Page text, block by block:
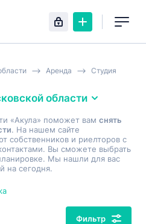
Аренда Студия
области
«Акула» поможет вам снять
. На нашем сайте
собственников и риелторов с
Вы сможете выбрать
Мы нашли для вас
на сегодня.
Фильтр